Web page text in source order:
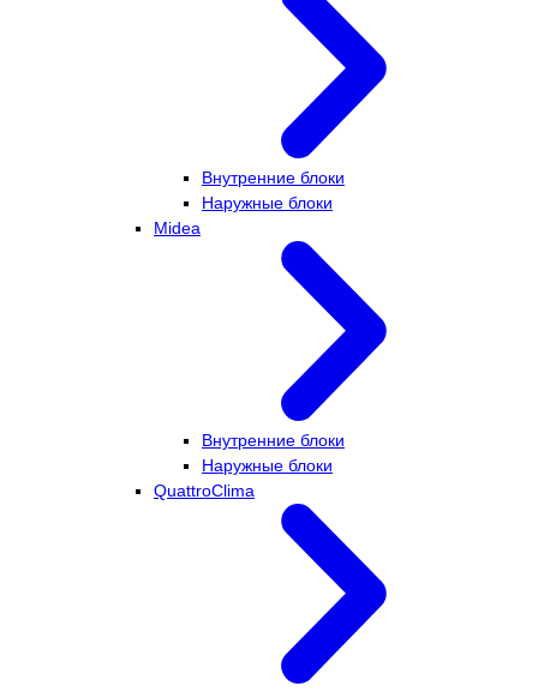
Внутренние блоки
Наружные блоки
Midea
Внутренние блоки
Наружные блоки
QuattroClima